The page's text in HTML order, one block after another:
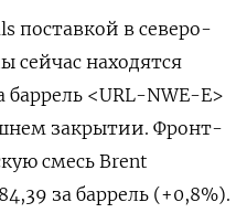
поставкой в северо-
сейчас находятся
баррель <URL-NWE-E>
закрытии. Фронт-
смесь Brent
за баррель (+0,8%).